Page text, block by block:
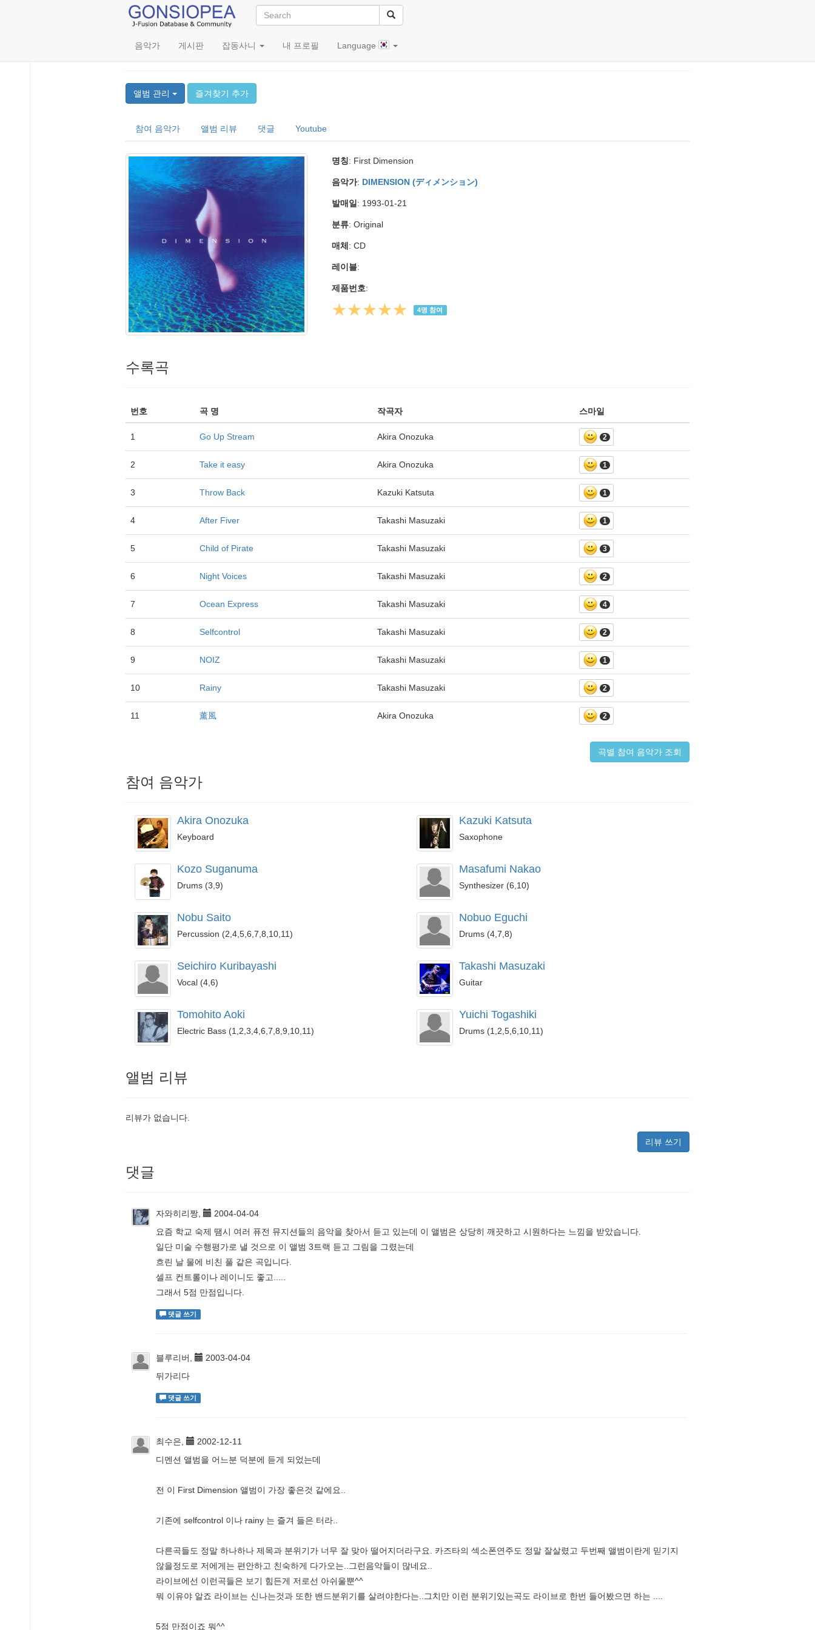
음악가 게시판 잡동사니 내 프로필 Language
First Dimension
앨범 관리 즐겨찾기 추가
참여 음악가 앨범 리뷰 댓글 Youtube
명칭: First Dimension
음악가: DIMENSION (ディメンション)
발매일 : 1993-01-21
분류: Original
매체 : CD
레이블:
제품번호:
★★★★★ 4명 참여
수록곡
번호 곡 명 작곡자 스마일
1 Go Up Stream Akira Onozuka 2
2 Take it easy Akira Onozuka 1
3 Throw Back Kazuki Katsuta 1
4 After Fiver Takashi Masuzaki 1
5 Child of Pirate Takashi Masuzaki 3
6 Night Voices Takashi Masuzaki 2
7 Ocean Express Takashi Masuzaki 4
8 Selfcontrol Takashi Masuzaki 2
9 NOIZ Takashi Masuzaki 1
10 Rainy Takashi Masuzaki 2
11 薰風 Akira Onozuka 2
곡별 참여 음악가 조회
참여 음악가
Akira Onozuka
Keyboard
Kazuki Katsuta
Saxophone
Kozo Suganuma
Drums (3,9)
Masafumi Nakao
Synthesizer (6,10)
Nobu Saito
Percussion (2,4,5,6,7,8,10,11)
Nobuo Eguchi
Drums (4,7,8)
Seichiro Kuribayashi
Vocal (4,6)
Takashi Masuzaki
Guitar
Tomohito Aoki
Electric Bass (1,2,3,4,6,7,8,9,10,11)
Yuichi Togashiki
Drums (1,2,5,6,10,11)
앨범 리뷰
리뷰가 없습니다.
리뷰 쓰기
댓글
자와히리짱,
2004-04-04
요즘 학교 숙제 땜시 여러 퓨전 뮤지션들의 음악을 찾아서 듣고 있는데 이 앨범은 상당히 깨끗하고 시원하다는 느낌을 받았습니다.
일단 미술 수행평가로 낼 것으로 이 앨범 3트랙 듣고 그림을 그렸는데
흐린 날 물에 비친 풀 같은 곡입니다.
셀프 컨트롤이나 레이니도 좋고.....
그래서 5점 만점입니다.
댓글 쓰기
블루리버,
2003-04-04
뒤가리다
댓글 쓰기
최수은,
2002-12-11
디멘션 앨범을 어느분 덕분에 듣게 되었는데
전 이 First Dimension 앨범이 가장 좋은것 같에요..
기존에 selfcontrol 이나 rainy 는 즐겨 들은 터라..
다른곡들도 정말 하나하나 제목과 분위기가 너무 잘 맞아 떨어지더라구요. 카즈타의 섹소폰연주도 정말 잘살렸고 두번째 앨범이란게 믿기지
않을정도로 저에게는 편안하고 친숙하게 다가오는..그런음악들이 많네요..
라이브에선 이런곡들은 보기 힘든게 저로선 아쉬울뿐^^
뭐 이유야 알죠 라이브는 신나는것과 또한 밴드분위기를 살려야한다는..그치만 이런 분위기있는곡도 라이브로 한번 들어봤으면 하는 ....
5점 만점이죠 뭐^^